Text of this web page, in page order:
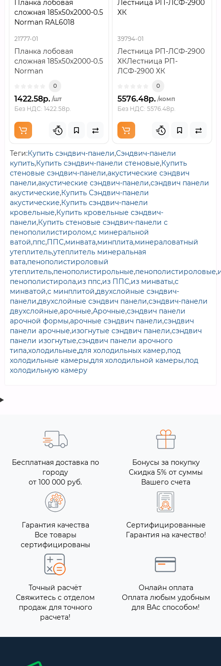
Планка лобовая
сложная 185х50х2000-0.5
Norman RAL6018
21777-01
Планка лобовая
сложная 185х50х2000-0.5
Norman
внешний видОсновной
акцент эт..
0
1422.58р. /шт
Без НДС: 1422.58р.
Лестница РП-ЛСФ-2900
ХК
39794-01
Лестница РП-ЛСФ-2900
ХКЛестница РП-
ЛСФ-2900 ХК
полным названием,
потому ч..
0
5576.48р. /комп
Без НДС: 5576.48р.
Теги:Купить сэндвич-панели,Сэндвич-панели
купить,Купить сэндвич-панели стеновые,Купить
стеновые сэндвич-панели,акустические сэндвич
панели,акустические сэндвич-панели,сэндвич панели
акустические,Купить Сэндвич-панели
акустические,Купить сэндвич-панели
кровельные,Купить кровельные сэндвич-
панели,Купить стеновые сэндвич-панели с
пенополилистиролом,с минеральной
ватой,ппс,ППС,минвата,минплита,минераловатный
утеплитель,утеплитель минеральная
вата,пенополистироловый
утеплитель,пенополистирольные,пенополистироловые,
пенополистирола,из ппс,из ППС,из минваты,с
минватой,с минплитой,двухслойные сэндвич-
панели,двухслойные сэндвич панели,сэндвич-панели
двухслойные,арочные,Арочные,сэндвич панели
арочной формы,арочные сэндвич панели,сэндвич
панели арочные,изогнутые сэндвич панели,сэндвич
панели изогнутые,сэндвич панели арочного
типа,холодильные,для холодильных камер,под
холодильные камеры,для холодильной камеры,под
холодильную камеру
Бесплатная доставка по
городу
от 100 000 руб.
Бонусы за покупку
Скидка 5% от суммы
Вашего счета
Гарантия качества
Все товары
сертифицированы
Сертифицированные
Гарантия на качество!
Точный расчёт
Свяжитесь с отделом
продаж для точного
расчета!
Онлайн оплата
Оплата любым удобным
для ВАс способом!